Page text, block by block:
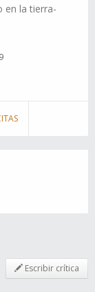
en la tierra-
Escribir crítica